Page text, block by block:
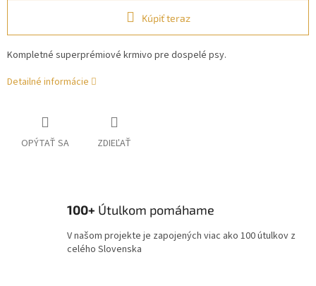
Kúpiť teraz
Kompletné superprémiové krmivo pre dospelé psy.
Detailné informácie
OPÝTAŤ SA ZDIEĽAŤ
100+ Útulkom pomáhame
V našom projekte je zapojených viac ako 100 útulkov z
celého Slovenska